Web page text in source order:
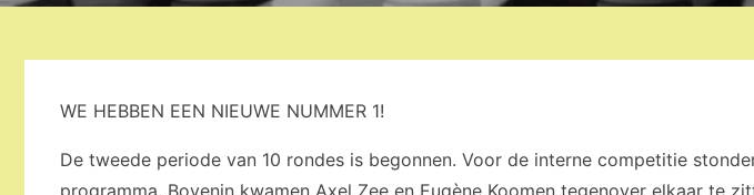
WE HEBBEN EEN NIEUWE NUMMER 1!
De tweede periode van 10 rondes is begonnen. Voor de interne competitie
programma. Bovenin kwamen Axel Zee en Eugène Koomen tegenover elkaar te